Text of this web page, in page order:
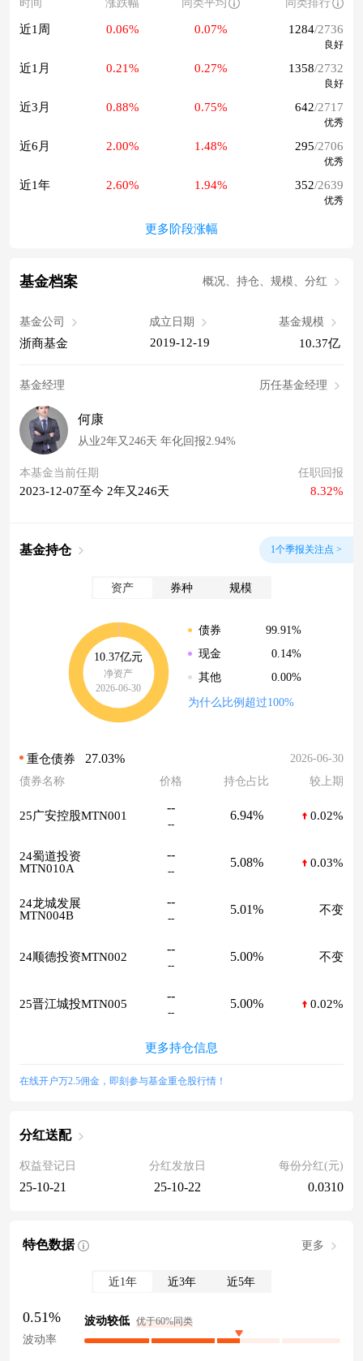
时间 涨跌幅 同类平均 同类排行
近1周 0.06% 0.07% 1284/2736
良好
近1月 0.21% 0.27% 1358/2732
良好
近3月 0.88% 0.75% 642/2717
优秀
近6月 2.00% 1.48% 295/2706
优秀
近1年 2.60% 1.94% 352/2639
优秀
更多阶段涨幅
基金档案 概况、持仓、规模、分红
基金公司
浙商基金
成立日期
2019-12-19
基金规模
10.37亿
基金经理 历任基金经理
何康
从业2年又246天 年化回报2.94%
本基金当前任期
2023-12-07至今 2年又246天
任职回报
8.32%
基金持仓 1个季报关注点 >
资产 券种 规模
10.37亿元
净资产
2026-06-30
债券
99.91%
现金
0.14%
其他
0.00%
为什么比例超过100%
重仓债券 27.03%
2026-06-30
债券名称
价格 持仓占比 较上期
25广安控股MTN001
--
--
6.94% 0.02%
24蜀道投资
MTN010A
--
--
5.08% 0.03%
24龙城发展
MTN004B
--
--
5.01% 不变
24顺德投资MTN002
--
--
5.00% 不变
25晋江城投MTN005
--
--
5.00% 0.02%
更多持仓信息
在线开户万2.5佣金，即刻参与基金重仓股行情！
分红送配
权益登记日
25-10-21
分红发放日
25-10-22
每份分红(元)
0.0310
特色数据 更多
近1年 近3年 近5年
0.51%
波动率
波动较低 优于60%同类